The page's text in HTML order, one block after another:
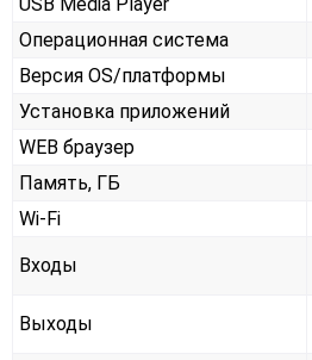
Операционная система
Версия OS/платформы
Установка приложений
WEB браузер
Память, ГБ
Wi-Fi
Входы
Выходы